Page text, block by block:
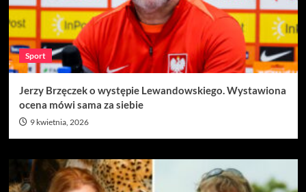
Sport
Jerzy Brzęczek o występie Lewandowskiego. Wystawiona
ocena mówi sama za siebie
9 kwietnia, 2026